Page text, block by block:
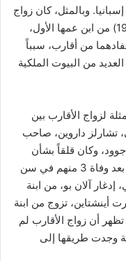
الثاني (1630-1685) ملك إسبانيا. وبالمثل، كان زواج
الملكة فيكتوريا ملكة بريطانيا (1819 – 1901) من ابن عمها الأول،
من أقارب، سبباً
من البيوت الملكية
لزواج الأقارب بين
تشارلز داروين، صاحب
وكان قلقاً بشأن
تأثير هذا الزواج على صحة أبنائهما، خاصة بعد وفاة 3 منهم في سن
آلان بو، من ابنة
أينشتاين، تزوج من ابنة
تظهر أن زواج الأقارب لم
وجدت طريقها إلى